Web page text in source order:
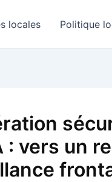
locales Politique
: vers un